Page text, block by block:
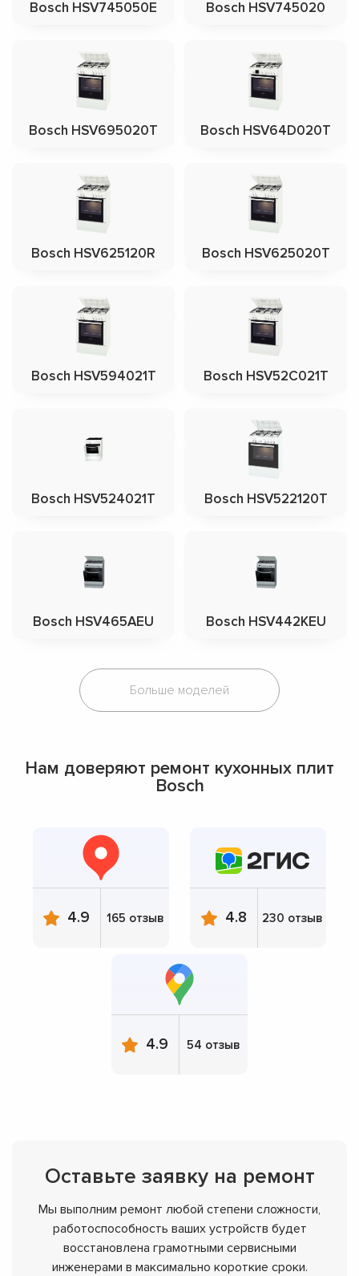
Bosch HSV745050E Bosch HSV745020
Bosch HSV695020T Bosch HSV64D020T
Bosch HSV625120R Bosch HSV625020T
Bosch HSV594021T Bosch HSV52C021T
Bosch HSV524021T Bosch HSV522120T
Bosch HSV465AEU Bosch HSV442KEU
Больше моделей
Нам доверяют ремонт кухонных плит
Bosch
4.9 165 отзыв 4.8 230 отзыв
4.9 54 отзыв
Оставьте заявку на ремонт
Мы выполним ремонт любой степени сложности,
работоспособность ваших устройств будет
восстановлена грамотными сервисными
инженерами в максимально короткие сроки.